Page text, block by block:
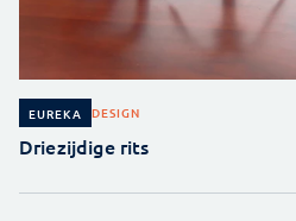
EUREKA DESIGN
Driezijdige rits